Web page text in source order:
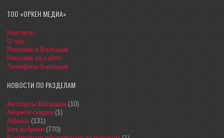
ТОО «ОРКЕН МЕДИА»
Контакты
О нас
Реклама в Балхаше
Реклама на сайте
Телефоны Балхаша
НОВОСТИ ПО РАЗДЕЛАМ
Автобусы Балхаша(10)
Акции и скидки (1)
Афиша(131)
Без рубрики (770)